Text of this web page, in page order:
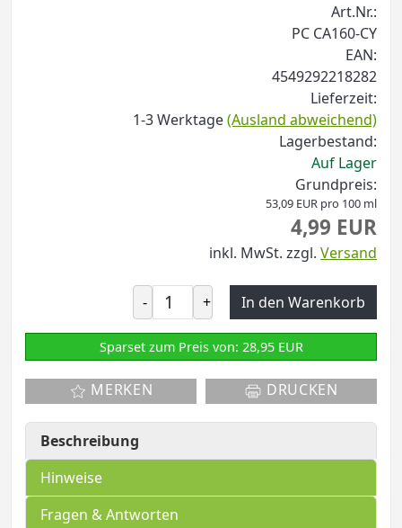
Art.Nr.:
PC CA160-CY
EAN:
4549292218282
Lieferzeit:
1-3 Werktage(Ausland abweichend)
Lagerbestand:
Auf Lager
Grundpreis:
53,09 EUR pro 100 ml
4,99 EUR
inkl. MwSt. zzgl. Versand
- + In den Warenkorb
Sparset zum Preis von: 28,95 EUR
MERKEN DRUCKEN
Beschreibung
Hinweise
Fragen & Antworten